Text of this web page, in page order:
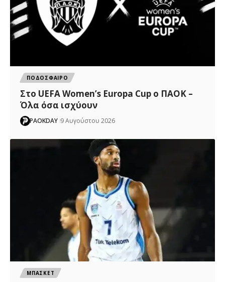
ΠΟΔΟΣΦΑΙΡΟ
Στο UEFA Women’s Europa Cup ο ΠΑΟΚ –
Όλα όσα ισχύουν
PAOKDAY 9 Αυγούστου 2026
ΜΠΑΣΚΕΤ